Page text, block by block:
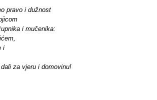
pravo i dužnost
i mučenika:
i
za vjeru i domovinu!